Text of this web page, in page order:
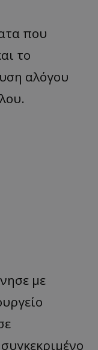
που
το
αλόγου
με